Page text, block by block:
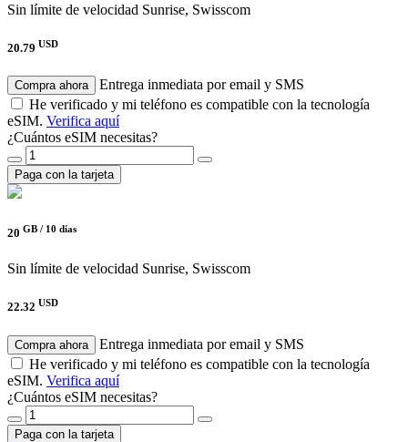
Sin límite de velocidad Sunrise, Swisscom
20.79 USD
Compra ahora
Entrega inmediata por email y SMS
He verificado y mi teléfono es compatible con la tecnología
eSIM. Verifica aquí
¿Cuántos eSIM necesitas?
Paga con la tarjeta
20 GB / 10 días
Sin límite de velocidad Sunrise, Swisscom
22.32 USD
Compra ahora
Entrega inmediata por email y SMS
He verificado y mi teléfono es compatible con la tecnología
eSIM. Verifica aquí
¿Cuántos eSIM necesitas?
Paga con la tarjeta